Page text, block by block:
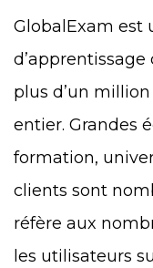
GlobalExam est
plus d’un
entier. Grandes
formation,
clients sont
réfère aux
les utilisateurs